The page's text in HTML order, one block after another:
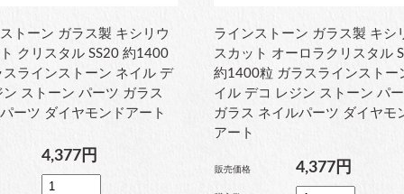
トーン ガラス製 キシリウ
クリスタル SS20 約1400
スラインストーン ネイル デ
ン ストーン パーツ ガラス
ーツ ダイヤモンドアート
4,377円
ラインストーン ガラス製 キシ
スカット オーロラクリスタル
約1400粒 ガラスラインストー
イル デコ レジン ストーン パ
ガラス ネイルパーツ ダイヤモ
アート
販売価格 4,377円